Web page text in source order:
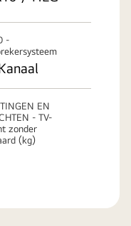
-
EN
- TV-
zonder
(kg)